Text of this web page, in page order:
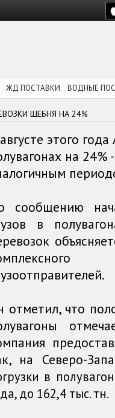
ЖД ПОСТАВКИ ВОДНЫЕ
ЩЕБНЯ НА 24%
этого
на
сообщению
в
отметил, что
на Северо-
в
до 162,4 тыс. тн.